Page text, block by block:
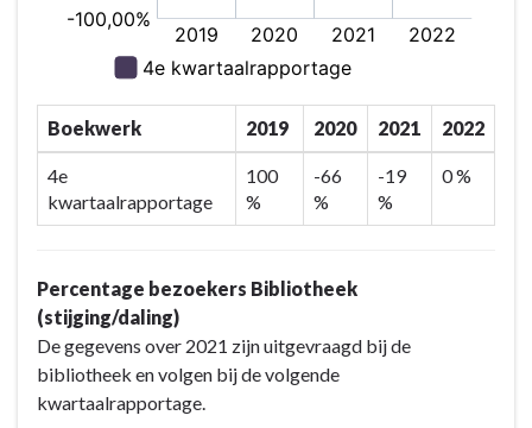
Boekwerk 2019 2020 2021 2022
4e
kwartaalrapportage
100
%
-66
%
-19
%
0 %
Percentage bezoekers Bibliotheek
(stijging/daling)
De gegevens over 2021 zijn uitgevraagd bij de
bibliotheek en volgen bij de volgende
kwartaalrapportage.